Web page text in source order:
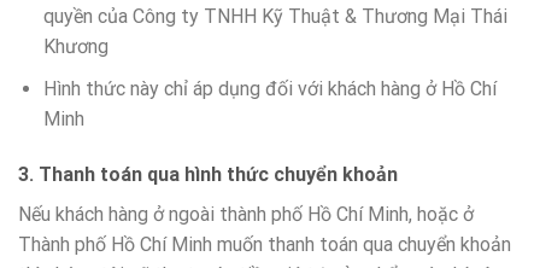
quyền của Công ty TNHH Kỹ Thuật & Thương Mại Thái
Khương
Hình thức này chỉ áp dụng đối với khách hàng ở Hồ Chí
Minh
3. Thanh toán qua hình thức chuyển khoản
Nếu khách hàng ở ngoài thành phố Hồ Chí Minh, hoặc ở
Thành phố Hồ Chí Minh muốn thanh toán qua chuyển khoản